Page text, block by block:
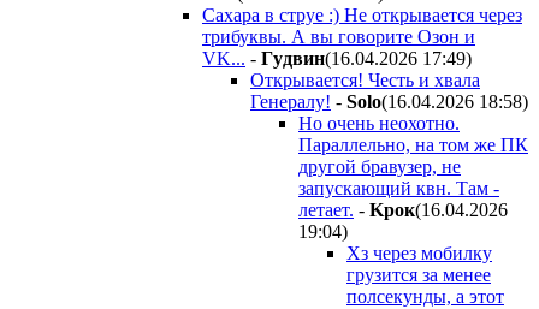
Сахара в струе :) Не открывается через
трибуквы. А вы говорите Озон и
VK... - Гyдвин(16.04.2026 17:49)
Открывается! Честь и хвала
Генералу! - Solo(16.04.2026 18:58)
Но очень неохотно.
Параллельно, на том же ПК
другой бравузер, не
запускающий квн. Там -
летает. - Kpoк(16.04.2026
19:04)
Хз через мобилку
грузится за менее
полсекунды, а этот